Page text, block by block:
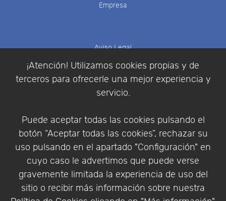
¡Atención! Utilizamos cookies propias y de
terceros para ofrecerle una mejor experiencia y
servicio.
Puede aceptar todas las cookies pulsando el
botón “Aceptar todas las cookies”, rechazar su
uso pulsando en el apartado "Configuración" en
cuyo caso le advertimos que puede verse
gravemente limitada la experiencia de uso del
sitio o recibir más información sobre nuestra
Empresa
Aviso Legal
Condiciones de compra
Identificarse
Empresa|Aviso Legal| Política de Privacidad |
Política de Cookies
© Copyright 1994 - 2026. Addlink Software